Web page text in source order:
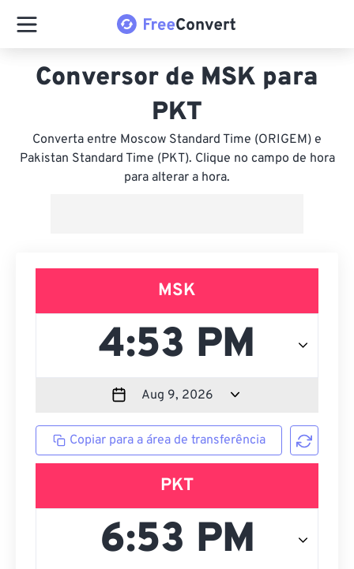
Conversor de MSK para
PKT
Converta entre Moscow Standard Time (ORIGEM) e
Pakistan Standard Time (PKT). Clique no campo de hora
para alterar a hora.
MSK
Copiar para a área de transferência
PKT